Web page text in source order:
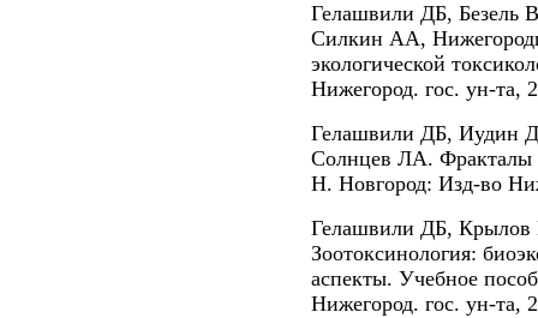
Гелашвили ДБ, Безель
Силкин АА,
экологической
Нижегород. гос. ун-та,
Гелашвили ДБ, Иудин
Солнцев ЛА. Фракталы
Н. Новгород: Изд-во
Гелашвили ДБ,
Зоотоксинология:
аспекты. Учебное
Нижегород. гос. ун-та,